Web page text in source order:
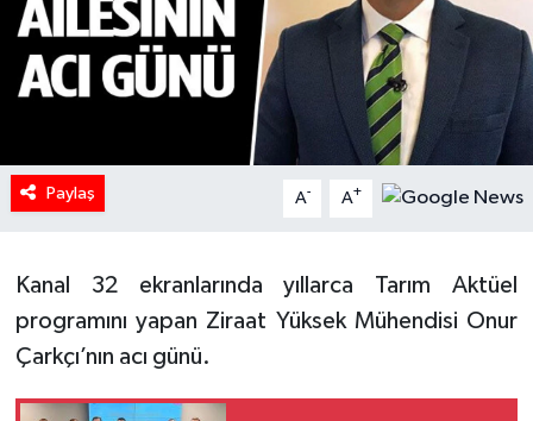
Paylaş A- A+
Kanal 32 ekranlarında yıllarca Tarım Aktüel
programını yapan Ziraat Yüksek Mühendisi Onur
Çarkçı’nın acı günü.
İlginç
KÜLTÜR SANAT
MAGAZİN
POLİTİKA
RESMİ İLANLAR
SAĞLIK